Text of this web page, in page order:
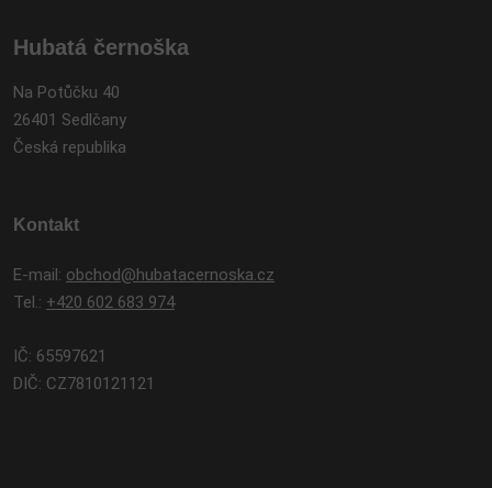
Hubatá černoška
Na Potůčku 40
26401 Sedlčany
Česká republika
Kontakt
E-mail: obchod@hubatacernoska.cz
Tel.: +420 602 683 974
IČ: 65597621
DIČ: CZ7810121121